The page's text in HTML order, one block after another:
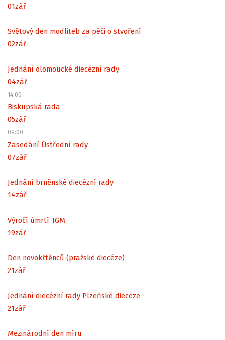
01zář
Světový den modliteb za péči o stvoření
02zář
Jednání olomoucké diecézní rady
04zář
14:00
Biskupská rada
05zář
09:00
Zasedání Ústřední rady
07zář
Jednání brněnské diecézní rady
14zář
Výročí úmrtí TGM
19zář
Den novokřtěnců (pražské diecéze)
21zář
Jednání diecézní rady Plzeňské diecéze
21zář
Mezinárodní den míru